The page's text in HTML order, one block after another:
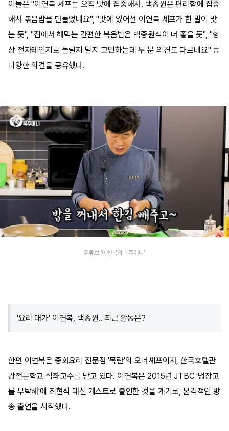
이들은 "이연복 셰프는 오직 맛에 집중해서, 백종원은 편리함에 집중
해서 볶음밥을 만들었네요", "맛에 있어선 이연복 셰프가 한 말이 맞
는 듯", "집에서 해먹는 간편한 볶음밥은 백종원식이 더 좋을 듯", "항
상 전자레인지로 돌릴지 말지 고민하는데 두 분 의견도 다르네요" 등
다양한 의견을 공유했다.
유튜브 '이연복의 복주머니'
'요리 대가' 이연복, 백종원.. 최근 활동은?
한편 이연복은 중화요리 전문점 '목란'의 오너셰프이자, 한국호텔관
광전문학교 석좌교수를 맡고 있다. 이연복은 2015년 JTBC '냉장고
를 부탁해'에 최현석 대신 게스트로 출연한 것을 계기로, 본격적인 방
송 출연을 시작했다.